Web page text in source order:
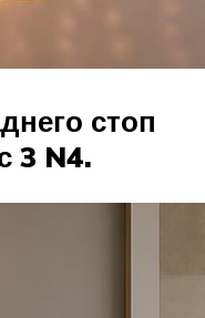
стоп
3 N4.